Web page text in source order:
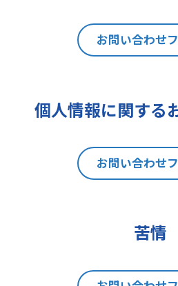
本手続きにあたり、貴
あることを確認させて
をご了承下さい。
ご提出頂く個人情報に
利を有します。
(1)取扱いの制限を要
(4)同意を撤回する権利
(5)GDPRの監督機関に
8 個人情報提出の任
お問い合わせ
個人情報に関する
お問い合わせ
苦情